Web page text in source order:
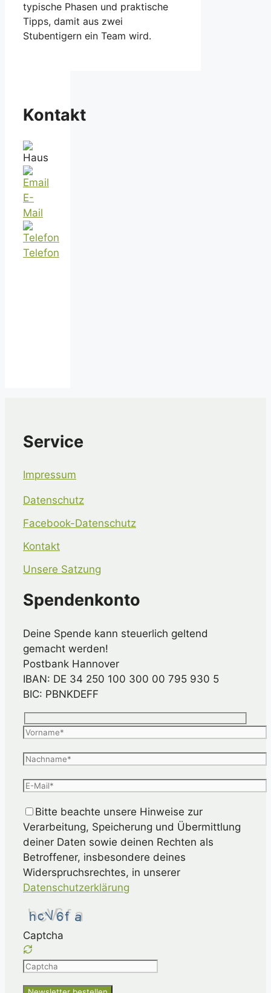
typische Phasen und praktische
Tipps, damit aus zwei
Stubentigern ein Team wird.
Kontakt
E-
Mail
Telefon
Service
Impressum
Datenschutz
Facebook-Datenschutz
Kontakt
Unsere Satzung
Spendenkonto
Deine Spende kann steuerlich geltend
gemacht werden!
Postbank Hannover
IBAN: DE 34 250 100 300 00 795 930 5
BIC: PBNKDEFF
Bitte beachte unsere Hinweise zur
Verarbeitung, Speicherung und Übermittlung
deiner Daten sowie deinen Rechten als
Betroffener, insbesondere deines
Widerspruchsrechtes, in unserer
Datenschutzerklärung
Captcha
Please